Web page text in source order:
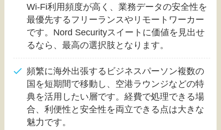
Wi-Fi利用頻度が高く、業務データの安全性を
最優先するフリーランスやリモートワーカー
です。Nord Securityスイートに価値を見出せ
るなら、最高の選択肢となります。
頻繁に海外出張するビジネスパーソン複数の
国を短期間で移動し、空港ラウンジなどの特
典を活用したい層です。経費で処理できる場
合、利便性と安全性を両立できる点は大きな
魅力です。